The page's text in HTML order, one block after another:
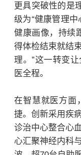
更具突破性的是
级为“健康管理
健康画像，持续
得体检结束就结
理。”这一转变
医全程。
在智慧就医方面
捷。创新采用疾
诊治中心整合心
心汇聚神经内科